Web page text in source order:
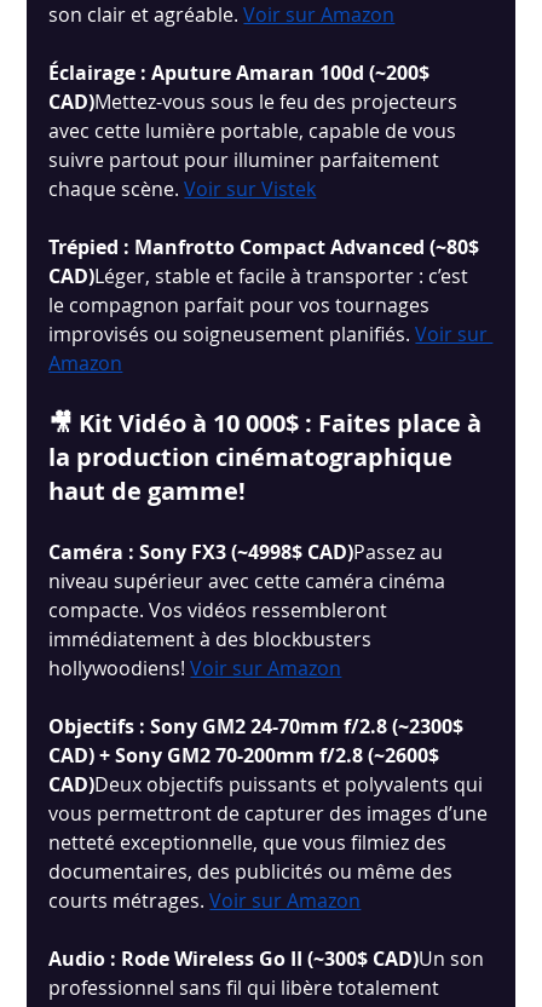
son clair et agréable. Voir sur Amazon
Éclairage : Aputure Amaran 100d (~200$
CAD)Mettez-vous sous le feu des projecteurs
avec cette lumière portable, capable de vous
suivre partout pour illuminer parfaitement
chaque scène. Voir sur Vistek
Trépied : Manfrotto Compact Advanced (~80$
CAD)Léger, stable et facile à transporter : c’est
le compagnon parfait pour vos tournages
improvisés ou soigneusement planifiés. Voir sur
Amazon
🎥 Kit Vidéo à 10 000$ : Faites place à
la production cinématographique
haut de gamme!
Caméra : Sony FX3 (~4998$ CAD)Passez au
niveau supérieur avec cette caméra cinéma
compacte. Vos vidéos ressembleront
immédiatement à des blockbusters
hollywoodiens! Voir sur Amazon
Objectifs : Sony GM2 24-70mm f/2.8 (~2300$
CAD) + Sony GM2 70-200mm f/2.8 (~2600$
CAD)Deux objectifs puissants et polyvalents qui
vous permettront de capturer des images d’une
netteté exceptionnelle, que vous filmiez des
documentaires, des publicités ou même des
courts métrages. Voir sur Amazon
Audio : Rode Wireless Go II (~300$ CAD)Un son
professionnel sans fil qui libère totalement